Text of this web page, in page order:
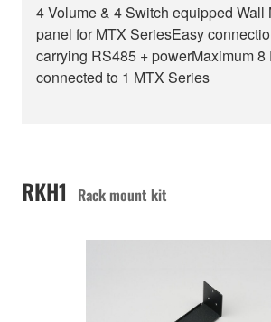
4 Volume & 4 Switch equipped Wall
panel for MTX SeriesEasy
carrying RS485 + powerMaximum
connected to 1 MTX Series
RKH1 Rack mount kit